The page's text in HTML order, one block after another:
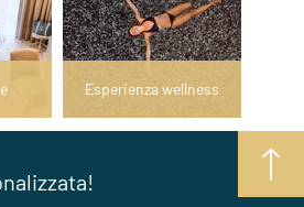
Esperienza wellness